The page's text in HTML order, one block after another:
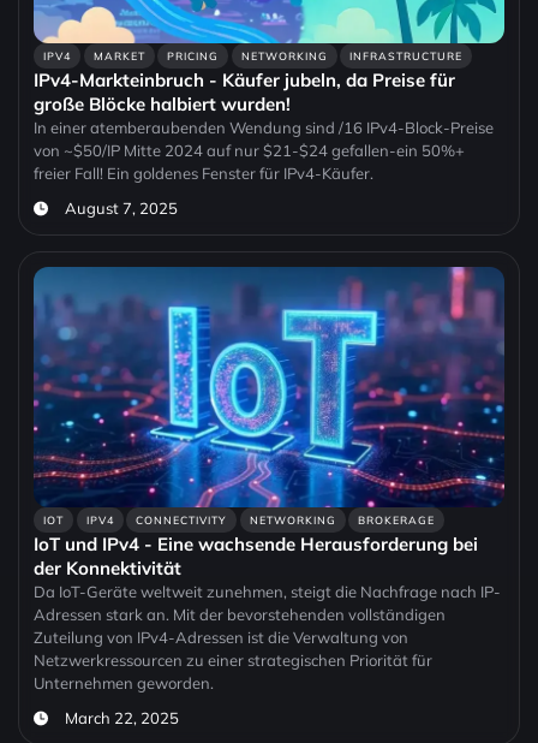
IPV4 MARKET PRICING NETWORKING INFRASTRUCTURE
IPv4-Markteinbruch - Käufer jubeln, da Preise für
große Blöcke halbiert wurden!
In einer atemberaubenden Wendung sind /16 IPv4-Block-Preise
von ~$50/IP Mitte 2024 auf nur $21-$24 gefallen-ein 50%+
freier Fall! Ein goldenes Fenster für IPv4-Käufer.
August 7, 2025
IOT IPV4 CONNECTIVITY NETWORKING BROKERAGE
IoT und IPv4 - Eine wachsende Herausforderung bei
der Konnektivität
Da IoT-Geräte weltweit zunehmen, steigt die Nachfrage nach IP-
Adressen stark an. Mit der bevorstehenden vollständigen
Zuteilung von IPv4-Adressen ist die Verwaltung von
Netzwerkressourcen zu einer strategischen Priorität für
Unternehmen geworden.
March 22, 2025